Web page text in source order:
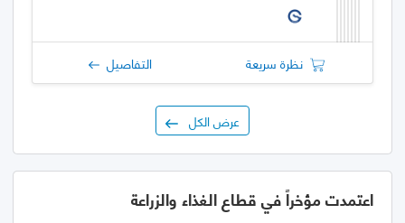
نظرة سريعة التفاصيل
عرض الكل
اعتمدت مؤخراً في قطاع الغذاء والزراعة